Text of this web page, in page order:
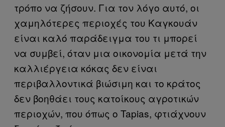
τρόπο να ζήσουν. Για τον λόγο αυτό, οι
χαμηλότερες περιοχές του Καγκουάν
είναι καλό παράδειγμα του τι μπορεί
να συμβεί, όταν μια οικονομία μετά την
καλλιέργεια κόκας δεν είναι
περιβαλλοντικά βιώσιμη και το κράτος
δεν βοηθάει τους κατοίκους αγροτικών
περιοχών, που όπως ο Tapias, φτιάχνουν